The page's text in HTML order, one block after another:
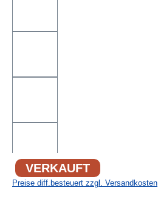
VERKAUFT
Preise diff.besteuert zzgl. Versandkosten